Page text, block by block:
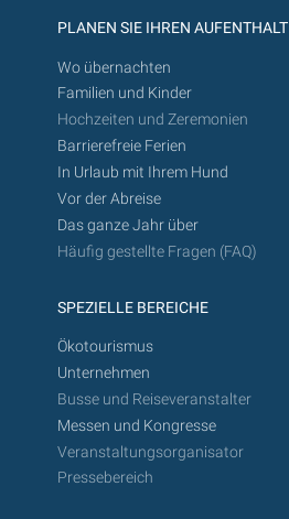
PLANEN SIE IHREN AUFENTHALT
Wo übernachten
Familien und Kinder
Hochzeiten und Zeremonien
Barrierefreie Ferien
In Urlaub mit Ihrem Hund
Vor der Abreise
Das ganze Jahr über
Häufig gestellte Fragen (FAQ)
SPEZIELLE BEREICHE
Ökotourismus
Unternehmen
Busse und Reiseveranstalter
Messen und Kongresse
Veranstaltungsorganisator
Pressebereich